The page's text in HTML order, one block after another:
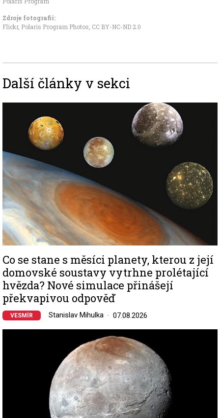
Zdroje fotografii:
Flickr, Polaris Program Photos CC BY-NC-ND 2.0
Další články v sekci
Co se stane s měsíci planety, kterou z její
domovské soustavy vytrhne prolétající
hvězda? Nové simulace přinášejí
překvapivou odpověď
VESMÍR Stanislav Mihulka 07.08.2026